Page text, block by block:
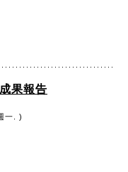
果報告
一. )